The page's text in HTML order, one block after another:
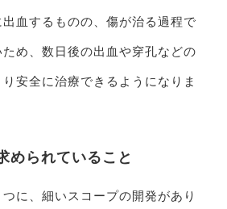
血するものの、傷が治る過程で
め、数日後の出血や穿孔などの
安全に治療できるようになりま
められていること
に、細いスコープの開発があり